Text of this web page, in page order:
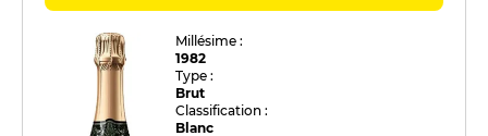
Millésime :
1982
Type :
Brut
Classification :
Blanc